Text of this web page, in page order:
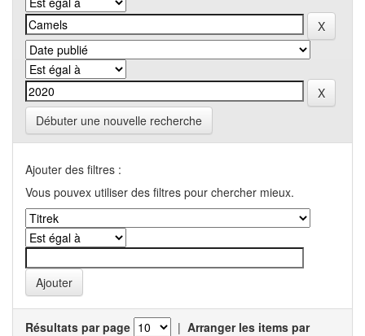
Débuter une nouvelle recherche
Ajouter des filtres :
Vous pouvex utiliser des filtres pour chercher mieux.
Résultats par page | Arranger les items par